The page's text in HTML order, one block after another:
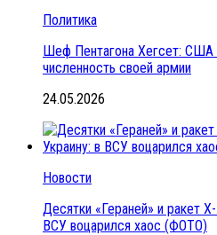
Политика
Шеф Пентагона Хегсет: США
численность своей армии
24.05.2026
Новости
Десятки «Гераней» и ракет
ВСУ воцарился хаос (ФОТО)